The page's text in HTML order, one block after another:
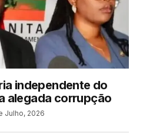
independente do
alegada corrupção
Julho, 2026